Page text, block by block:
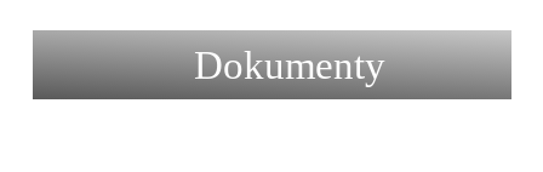
Dokumenty